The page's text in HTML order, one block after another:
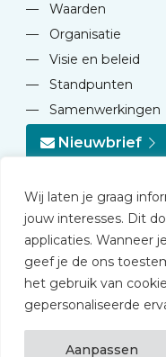
Wij laten je graag
jouw interesses. Dit
applicaties. Wanneer
geef je de ons
het gebruik van
gepersonaliseerde
Aanpassen
—
Waarden
—
Organisatie
—
Visie en beleid
—
Standpunten
—
Samenwerkingen
Nieuwbrief
© 2026 NVD
Privacy statement
Disclaimer